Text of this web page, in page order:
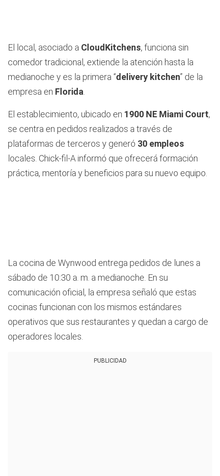
El local, asociado a CloudKitchens, funciona sin
comedor tradicional, extiende la atención hasta la
medianoche y es la primera “delivery kitchen” de la
empresa en Florida
El establecimiento, ubicado en 1900 NE Miami Court,
se centra en pedidos realizados a través de
plataformas de terceros y generó 30 empleos
locales. Chick-fil-A informó que ofrecerá formación
práctica, mentoría y beneficios para su nuevo equipo.
La cocina de Wynwood entrega pedidos de lunes a
sábado de 10:30 a. m. a medianoche. En su
comunicación oficial, la empresa señaló que estas
cocinas funcionan con los mismos estándares
operativos que sus restaurantes y quedan a cargo de
operadores locales.
PUBLICIDAD